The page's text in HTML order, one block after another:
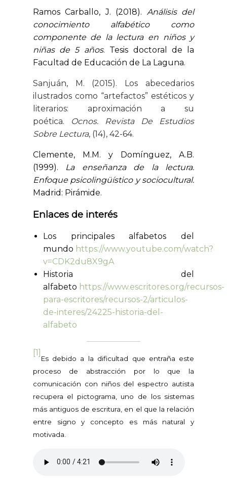
Ramos Carballo, J. (2018). Análisis del
conocimiento alfabético como
componente de la lectura en niños y
niñas de 5 años. Tesis doctoral de la
Facultad de Educación de La Laguna.
Sanjuán, M. (2015). Los abecedarios
ilustrados como “artefactos” estéticos y
literarios: aproximación a su
poética.
Ocnos. Revista De Estudios
Sobre Lectura, (14), 42-64.
Clemente, M.M. y Domínguez, A.B.
(1999). La enseñanza de la lectura.
Enfoque psicolingüístico y sociocultural.
Madrid: Pirámide.
Enlaces de interés
Los principales alfabetos del
mundo https://www.youtube.com/watch?
v=CDK2du8X9gA
Historia del
alfabeto https://www.escritores.org/recursos-
para-escritores/recursos-2/articulos-
de-interes/24225-historia-del-
alfabeto
[1]
Es debido a la dificultad que entraña este
proceso de abstracción por lo que la
comunicación con niños del espectro autista
recupera el pictograma, uno de los sistemas
más antiguos de escritura, en el que la relación
entre signo y concepto es más natural y
motivada.